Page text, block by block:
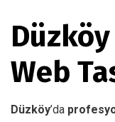
Web
Düzköy’da